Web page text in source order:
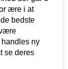
ære i at
bedste
ny
se deres